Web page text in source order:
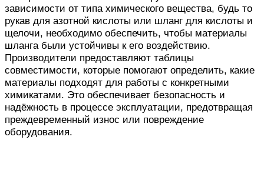
зависимости от типа химического вещества, будь то
рукав для азотной кислоты или шланг для кислоты и
щелочи, необходимо обеспечить, чтобы материалы
шланга были устойчивы к его воздействию.
Производители предоставляют таблицы
совместимости, которые помогают определить, какие
материалы подходят для работы с конкретными
химикатами. Это обеспечивает безопасность и
надёжность в процессе эксплуатации, предотвращая
преждевременный износ или повреждение
оборудования.